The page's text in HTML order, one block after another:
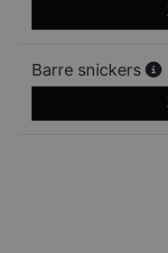
Barre snickers